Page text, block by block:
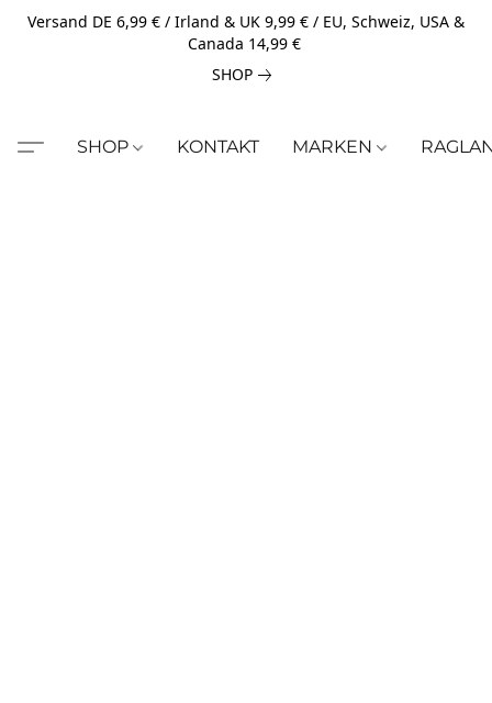
Versand DE 6,99 € / Irland & UK 9,99 € / EU, Schweiz, USA &
Canada 14,99 €
SHOP
SHOP KONTAKT MARKEN